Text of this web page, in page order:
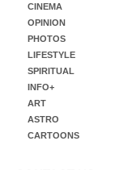
CINEMA
OPINION
PHOTOS
LIFESTYLE
SPIRITUAL
INFO+
ART
ASTRO
CARTOONS